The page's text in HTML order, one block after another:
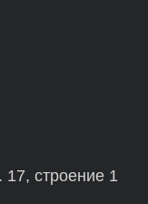
строение 1